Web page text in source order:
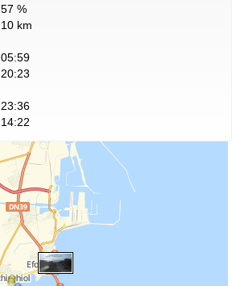
57 %
10 km
05:59
20:23
23:36
14:22